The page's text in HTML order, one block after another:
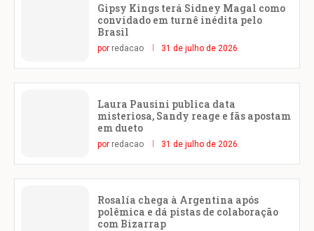
Gipsy Kings terá Sidney Magal como
convidado em turnê inédita pelo
Brasil
por redacao 31 de julho de 2026
Laura Pausini publica data
misteriosa, Sandy reage e fãs apostam
em dueto
por redacao 31 de julho de 2026
Rosalía chega à Argentina após
polêmica e dá pistas de colaboração
com Bizarrap